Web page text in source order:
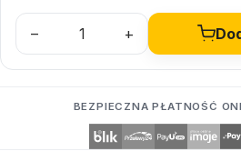
– +
BEZPIECZNA PŁATNOŚĆ